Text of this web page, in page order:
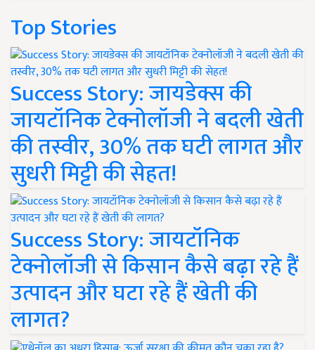
Top Stories
Success Story: जायडेक्स की
जायटॉनिक टेक्नोलॉजी ने बदली खेती
की तस्वीर, 30% तक घटी लागत और
सुधरी मिट्टी की सेहत!
Success Story: जायटॉनिक
टेक्नोलॉजी से किसान कैसे बढ़ा रहे हैं
उत्पादन और घटा रहे हैं खेती की
लागत?